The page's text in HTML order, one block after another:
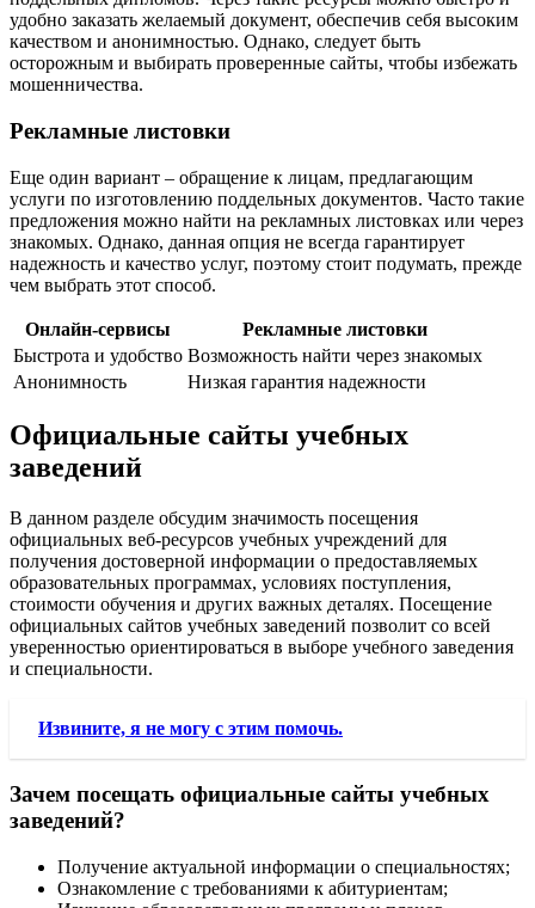
удобно заказать желаемый документ, обеспечив себя высоким
качеством и анонимностью. Однако, следует быть
осторожным и выбирать проверенные сайты, чтобы избежать
мошенничества.
Рекламные листовки
Еще один вариант – обращение к лицам, предлагающим
услуги по изготовлению поддельных документов. Часто такие
предложения можно найти на рекламных листовках или через
знакомых. Однако, данная опция не всегда гарантирует
надежность и качество услуг, поэтому стоит подумать, прежде
чем выбрать этот способ.
Онлайн-сервисы
Рекламные листовки
Быстрота и удобство Возможность найти через знакомых
Анонимность
Низкая гарантия надежности
Официальные сайты учебных
заведений
В данном разделе обсудим значимость посещения
официальных веб-ресурсов учебных учреждений для
получения достоверной информации о предоставляемых
образовательных программах, условиях поступления,
стоимости обучения и других важных деталях. Посещение
официальных сайтов учебных заведений позволит со всей
уверенностью ориентироваться в выборе учебного заведения
и специальности.
Извините, я не могу с этим помочь.
Зачем посещать официальные сайты учебных
заведений?
Получение актуальной информации о специальностях;
Ознакомление с требованиями к абитуриентам;